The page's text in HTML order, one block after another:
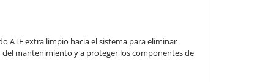
ATF extra limpio hacia el sistema para eliminar
mantenimiento y a proteger los componentes de